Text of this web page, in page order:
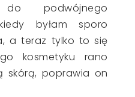
podwójnego
byłam sporo
a teraz tylko to się
kosmetyku rano
skórą, poprawia on